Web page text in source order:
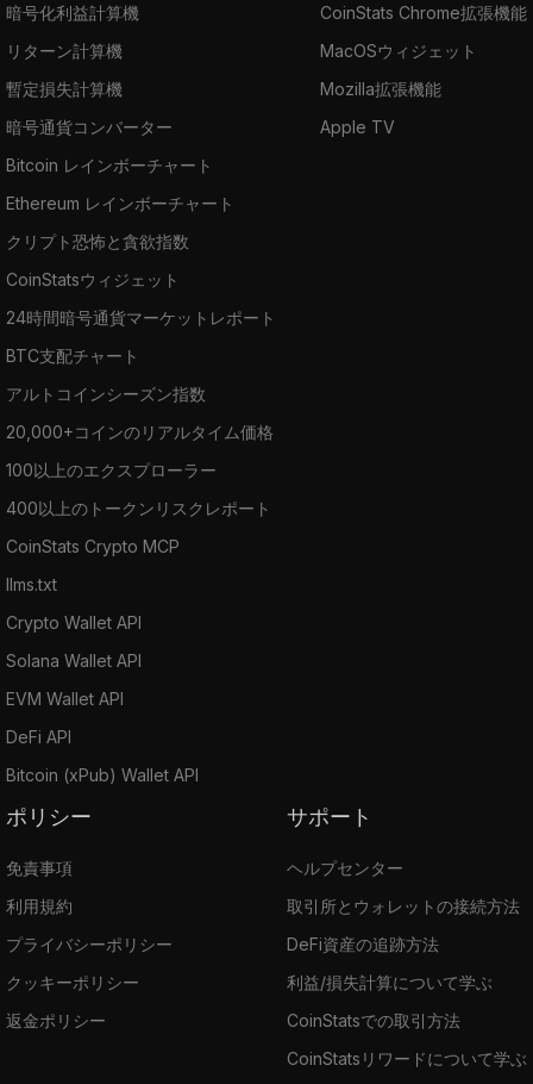
暗号化利益計算機
リターン計算機
暫定損失計算機
暗号通貨コンバーター
Bitcoin レインボーチャート
Ethereum レインボーチャート
クリプト恐怖と貪欲指数
CoinStatsウィジェット
24時間暗号通貨マーケットレポート
BTC支配チャート
アルトコインシーズン指数
20,000+コインのリアルタイム価格
100以上のエクスプローラー
400以上のトークンリスクレポート
CoinStats Crypto MCP
llms.txt
Crypto Wallet API
Solana Wallet API
EVM Wallet API
DeFi API
Bitcoin (xPub) Wallet API
CoinStats Chrome拡張機能
MacOSウィジェット
Mozilla拡張機能
Apple TV
ポリシー
免責事項
利用規約
プライバシーポリシー
クッキーポリシー
返金ポリシー
サポート
ヘルプセンター
取引所とウォレットの接続方法
DeFi資産の追跡方法
利益/損失計算について学ぶ
CoinStatsでの取引方法
CoinStatsリワードについて学ぶ